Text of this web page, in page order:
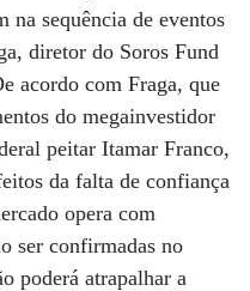
sequência de eventos
diretor do Soros Fund
acordo com Fraga, que
do megainvestidor
peitar Itamar Franco,
da falta de confiança
opera com
ser confirmadas no
poderá atrapalhar a